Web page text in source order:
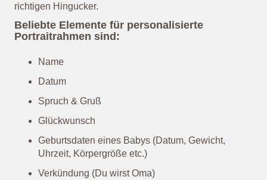
ist auf einem Portrait nur die obere Körperregion, also
der Kopf bzw. Kopf und Oberkörper einer Person, zu
sehen.
Portraitrahmen mit persönlicher Note
Mit einer persönlichen Verzierung, mit Namen oder
besonderen und individuellen Highlight. Diese
fallen direkt auf und machen aus jedem Geschenk einen
Beliebte Elemente für personalisierte
Portraitrahmen sind: